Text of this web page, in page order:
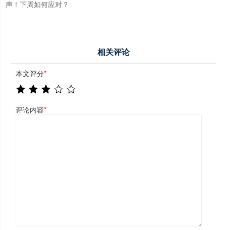
声！下周如何应对？
相关评论
本文评分*
评论内容*